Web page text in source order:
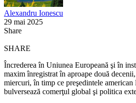
Alexandru Ionescu
29 mai 2025
Share
SHARE
Încrederea în Uniunea Europeană şi în
maxim înregistrat în aproape două
miercuri, în timp ce preşedintele
bulversează comerţul global şi politica